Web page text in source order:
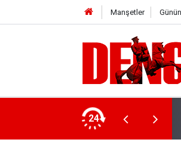
Manşetler
24
kadar devam edecek